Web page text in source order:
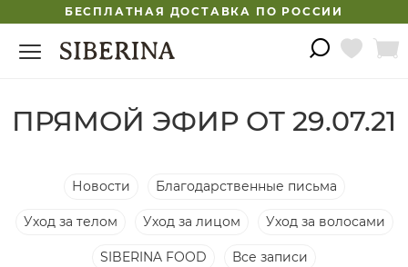
БЕСПЛАТНАЯ ДОСТАВКА ПО РОССИИ
ПРЯМОЙ ЭФИР ОТ 29.07.21
Новости Благодарственные письма
Уход за телом Уход за лицом Уход за волосами
SIBERINA FOOD Все записи